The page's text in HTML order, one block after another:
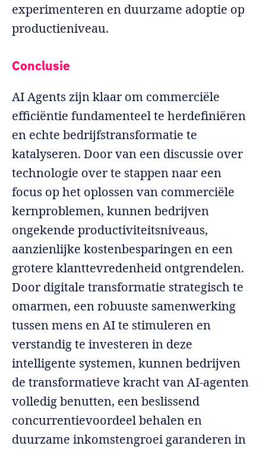
experimenteren en duurzame adoptie op
productieniveau.
Conclusie
AI Agents zijn klaar om commerciële
efficiëntie fundamenteel te herdefiniëren
en echte bedrijfstransformatie te
katalyseren. Door van een discussie over
technologie over te stappen naar een
focus op het oplossen van commerciële
kernproblemen, kunnen bedrijven
ongekende productiviteitsniveaus,
aanzienlijke kostenbesparingen en een
grotere klanttevredenheid ontgrendelen.
Door digitale transformatie strategisch te
omarmen, een robuuste samenwerking
tussen mens en AI te stimuleren en
verstandig te investeren in deze
intelligente systemen, kunnen bedrijven
de transformatieve kracht van AI-agenten
volledig benutten, een beslissend
concurrentievoordeel behalen en
duurzame inkomstengroei garanderen in